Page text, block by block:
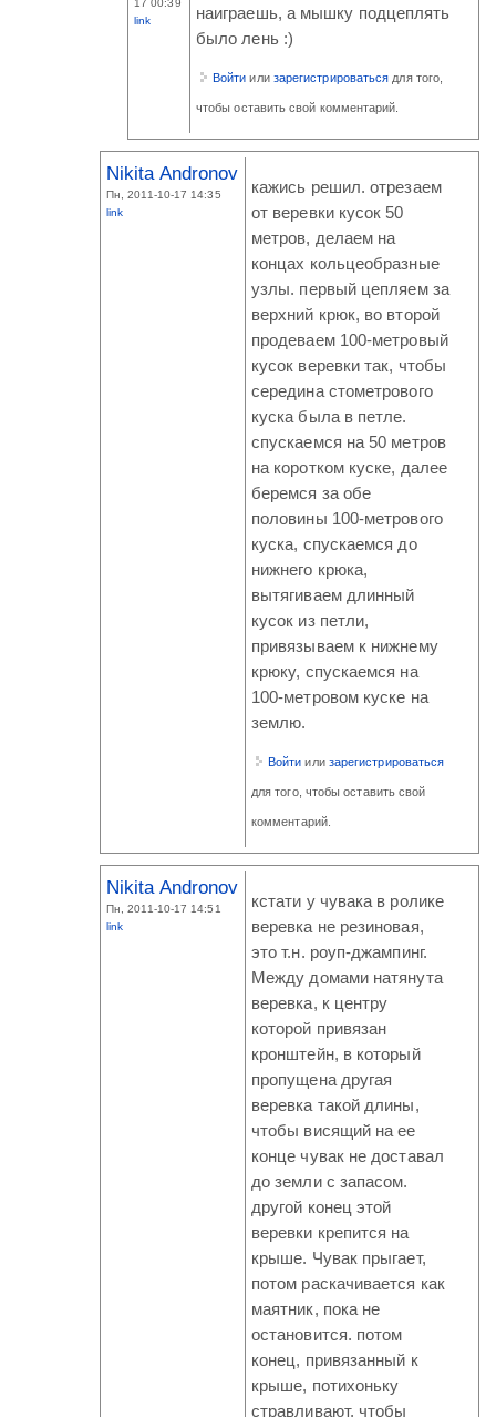
17 00:39
link
наиграешь, а мышку подцеплять
было лень :)
Войти или зарегистрироваться для того,
чтобы оставить свой комментарий.
Nikita Andronov
Пн, 2011-10-17 14:35
link
кажись решил. отрезаем
от веревки кусок 50
метров, делаем на
концах кольцеобразные
узлы. первый цепляем за
верхний крюк, во второй
продеваем 100-метровый
кусок веревки так, чтобы
середина стометрового
куска была в петле.
спускаемся на 50 метров
на коротком куске, далее
беремся за обе
половины 100-метрового
куска, спускаемся до
нижнего крюка,
вытягиваем длинный
кусок из петли,
привязываем к нижнему
крюку, спускаемся на
100-метровом куске на
землю.
Войти или зарегистрироваться
для того, чтобы оставить свой
комментарий.
Nikita Andronov
Пн, 2011-10-17 14:51
link
кстати у чувака в ролике
веревка не резиновая,
это т.н. роуп-джампинг.
Между домами натянута
веревка, к центру
которой привязан
кронштейн, в который
пропущена другая
веревка такой длины,
чтобы висящий на ее
конце чувак не доставал
до земли с запасом.
другой конец этой
веревки крепится на
крыше. Чувак прыгает,
потом раскачивается как
маятник, пока не
остановится. потом
конец, привязанный к
крыше, потихоньку
стравливают, чтобы